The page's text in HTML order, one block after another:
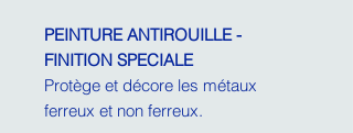
PEINTURE ANTIROUILLE -
FINITION SPECIALE
Protège et décore les métaux
ferreux et non ferreux.